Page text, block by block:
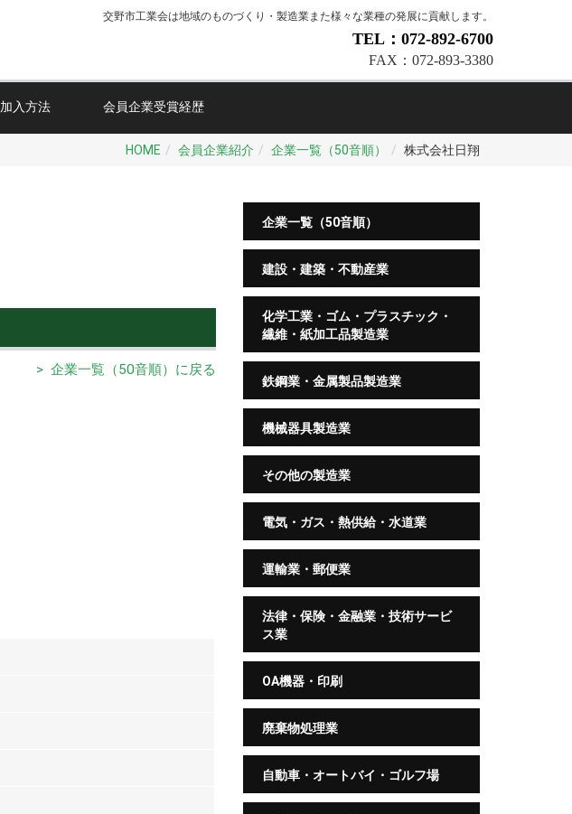
交野市工業会は地域のものづくり・製造業また様々な業種の発展に貢献します。
TEL：072-892-6700
FAX：072-893-3380
加入方法 会員企業受賞経歴
HOME 会員企業紹介 企業一覧（50音順） 株式会社日翔
> 企業一覧（50音順）に戻る
企業一覧（50音順）
建設・建築・不動産業
化学工業・ゴム・プラスチック・
繊維・紙加工品製造業
鉄鋼業・金属製品製造業
機械器具製造業
その他の製造業
電気・ガス・熱供給・水道業
運輸業・郵便業
法律・保険・金融業・技術サービ
ス業
OA機器・印刷
廃棄物処理業
自動車・オートバイ・ゴルフ場